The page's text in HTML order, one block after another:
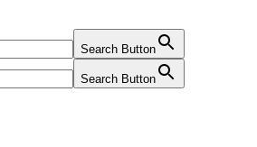
Search Button
Search Button